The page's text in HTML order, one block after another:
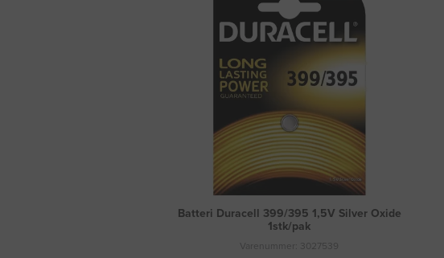
Batteri Duracell 399/395 1,5V Silver Oxide
1stk/pak
Varenummer: 3027539